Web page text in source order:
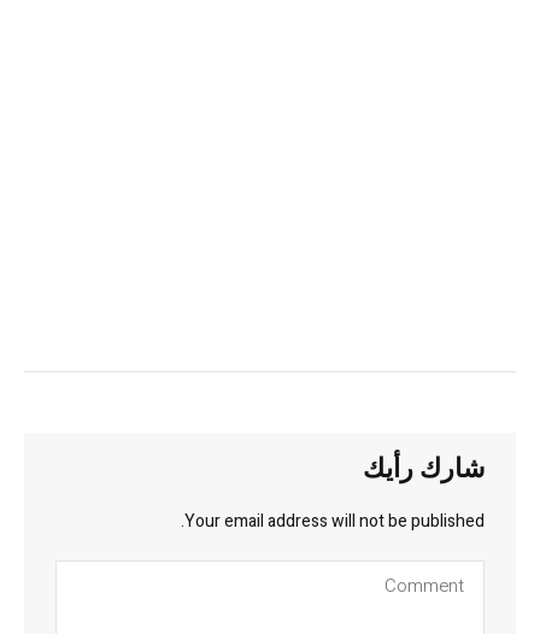
شارك رأيك
Your email address will not be published.